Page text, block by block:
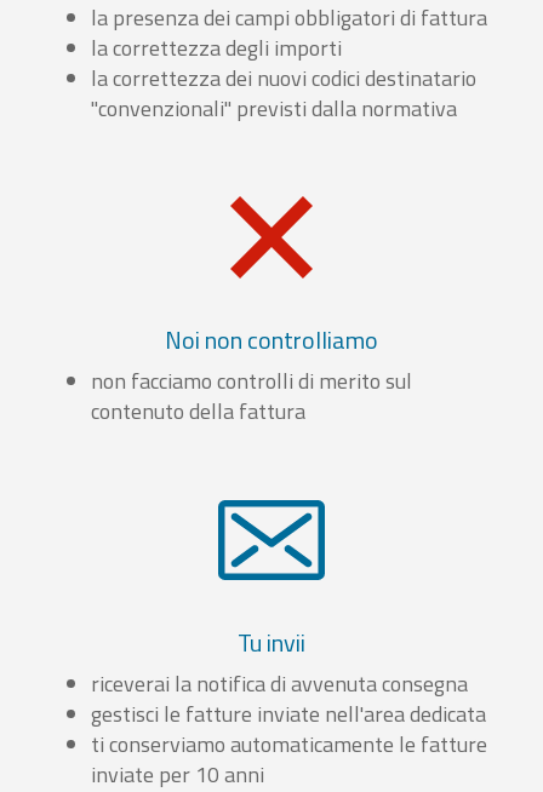
la presenza dei campi obbligatori di fattura
la correttezza degli importi
la correttezza dei nuovi codici destinatario
"convenzionali" previsti dalla normativa
Noi non controlliamo
non facciamo controlli di merito sul
contenuto della fattura
Tu invii
riceverai la notifica di avvenuta consegna
gestisci le fatture inviate nell'area dedicata
ti conserviamo automaticamente le fatture
inviate per 10 anni